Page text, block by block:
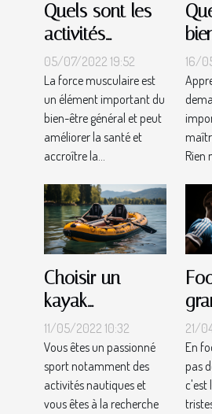
Quels sont les
activités
musculaires
que vous
devriez
pratiquer ?
05/07/2022 19:52
La force musculaire est
un élément important du
bien-être général et peut
améliorer la santé et
accroître la...
16/
Rien
Choisir un
kayak
gonflable :
comment s’y
prendre
efficacement ?
11/05/2022 10:32
Vous êtes un passionné
sport notamment des
activités nautiques et
vous êtes à la recherche
21/
En
pas
c'est